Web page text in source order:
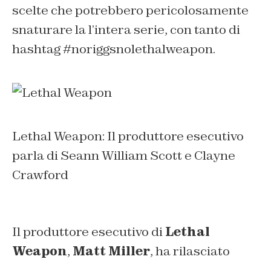
scelte che potrebbero pericolosamente
snaturare la l’intera serie, con tanto di
hashtag #noriggsnolethalweapon.
Lethal Weapon: Il produttore esecutivo
parla di Seann William Scott e Clayne
Crawford
Il produttore esecutivo diLethal
Weapon, Matt Miller, ha rilasciato